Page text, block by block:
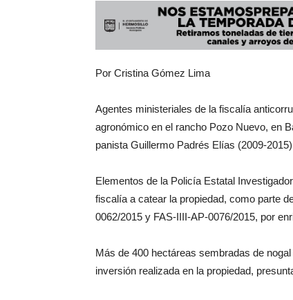
Por Cristina Gómez Lima
Agentes ministeriales de la fiscalía
agronómico en el rancho Pozo Nuevo, en
panista Guillermo Padrés Elías (2009-
Elementos de la Policía Estatal
fiscalía a catear la propiedad, como parte
0062/2015 y FAS-IIII-AP-0076/2015, por
Más de 400 hectáreas sembradas de
inversión realizada en la propiedad,